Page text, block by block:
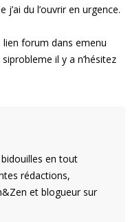
du l’ouvrir en urgence.
forum dans emenu
il y a n’hésitez
en tout
rédactions,
et blogueur sur